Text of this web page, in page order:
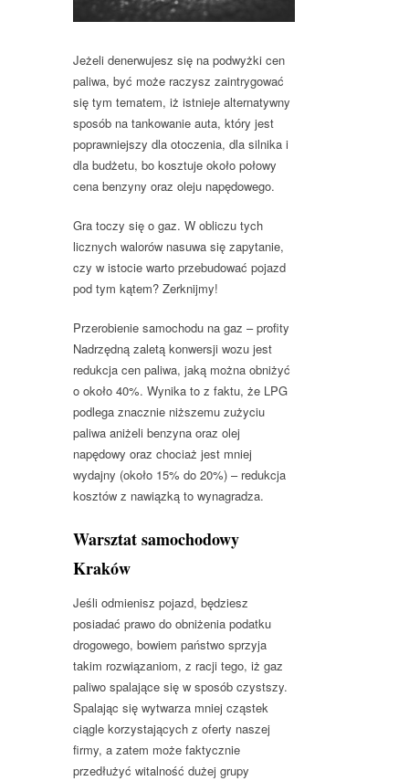
Jeżeli denerwujesz się na podwyżki cen
paliwa, być może raczysz zaintrygować
się tym tematem, iż istnieje alternatywny
sposób na tankowanie auta, który jest
poprawniejszy dla otoczenia, dla silnika i
dla budżetu, bo kosztuje około połowy
cena benzyny oraz oleju napędowego.
Gra toczy się o gaz. W obliczu tych
licznych walorów nasuwa się zapytanie,
czy w istocie warto przebudować pojazd
pod tym kątem? Zerknijmy!
Przerobienie samochodu na gaz – profity
Nadrzędną zaletą konwersji wozu jest
redukcja cen paliwa, jaką można obniżyć
o około 40%. Wynika to z faktu, że LPG
podlega znacznie niższemu zużyciu
paliwa aniżeli benzyna oraz olej
napędowy oraz chociaż jest mniej
wydajny (około 15% do 20%) – redukcja
kosztów z nawiązką to wynagradza.
Warsztat samochodowy
Kraków
Jeśli odmienisz pojazd, będziesz
posiadać prawo do obniżenia podatku
drogowego, bowiem państwo sprzyja
takim rozwiązaniom, z racji tego, iż gaz
paliwo spalające się w sposób czystszy.
Spalając się wytwarza mniej cząstek
ciągle korzystających z oferty naszej
firmy, a zatem może faktycznie
przedłużyć witalność dużej grupy